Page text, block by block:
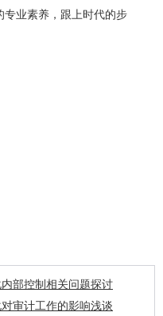
专业素养，跟上时代的步
部控制相关问题探讨
审计工作的影响浅谈